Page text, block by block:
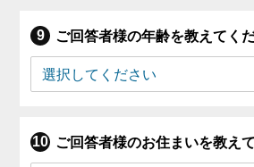
ご回答者様の年齢を教えてくだ
ご回答者様のお住まいを教え